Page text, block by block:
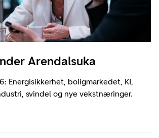
Arendalsuka
Energisikkerhet, boligmarkedet, KI,
svindel og nye vekstnæringer.